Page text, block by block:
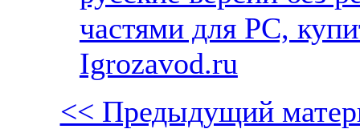
частями для PC,
Igrozavod.ru
<< Предыдущий